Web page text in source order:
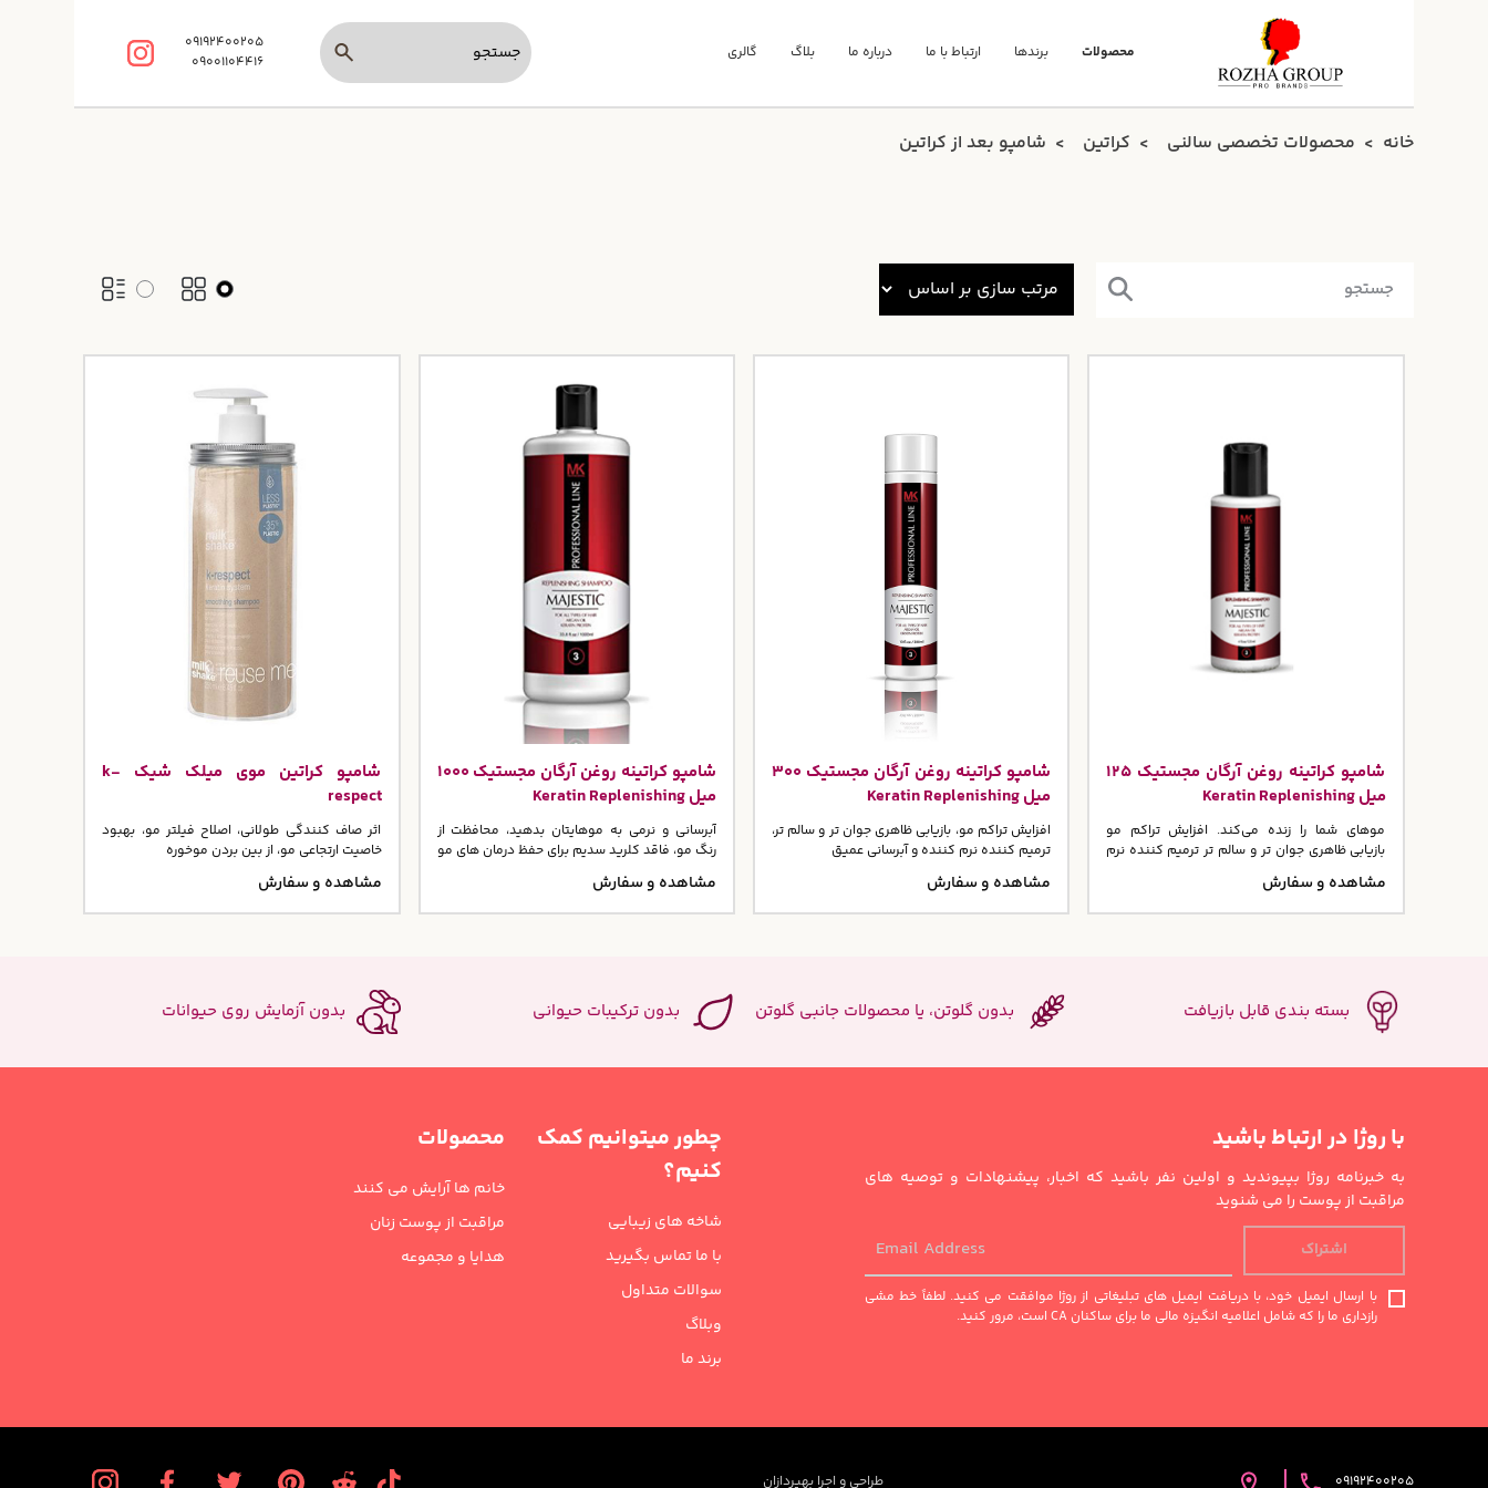
محصولات برندها ارتباط با ما درباره ما بلاگ گالری
09192400205
09001104416
خانه محصولات تخصصی سالنی کراتین شامپو بعد از کراتین
شامپو کراتینه روغن آرگان مجستیک 125
میل Keratin Replenishing
موهای شما را زنده می‌کند. افزایش تراکم مو
بازیابی ظاهری جوان تر و سالم تر ترمیم کننده نرم
مشاهده و سفارش
شامپو کراتینه روغن آرگان مجستیک 300
میل Keratin Replenishing
افزایش تراکم مو، بازیابی ظاهری جوان تر و سالم تر،
ترمیم کننده نرم کننده و آبرسانی عمیق
مشاهده و سفارش
شامپو کراتینه روغن آرگان مجستیک 1000
میل Keratin Replenishing
آبرسانی و نرمی به موهایتان بدهید، محافظت از
رنگ مو، فاقد کلرید سدیم برای حفظ درمان های مو
مشاهده و سفارش
شامپو کراتین موی میلک شیک k-
respect
اثر صاف کنندگی طولانی، اصلاح فیلتر مو، بهبود
خاصیت ارتجاعی مو، از بین بردن موخوره
مشاهده و سفارش
بسته بندی قابل بازیافت بدون گلوتن، یا محصولات جانبی گلوتن بدون ترکیبات حیوانی بدون آزمایش روی حیوانات
با روژا در ارتباط باشید
به خبرنامه روژا بپیوندید و اولین نفر باشید که اخبار، پیشنهادات و توصیه های
مراقبت از پوست را می شنوید
اشتراک
با ارسال ایمیل خود، با دریافت ایمیل های تبلیغاتی از روژا موافقت می کنید. لطفاً خط مشی
رازداری ما را که شامل اعلامیه انگیزه مالی ما برای ساکنان CA است، مرور کنید.
چطور میتوانیم کمک
کنیم؟
شاخه های زیبایی
با ما تماس بگیرید
سوالات متداول
وبلاگ
برند ما
محصولات
خانم ها آرایش می کنند
مراقبت از پوست زنان
هدایا و مجموعه
09192400205 طراحی و اجرا بهپردازان